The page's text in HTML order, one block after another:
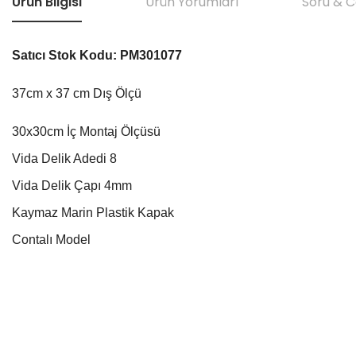
Satıcı Stok Kodu: PM301077
37cm x 37 cm Dış Ölçü
30x30cm İç Montaj Ölçüsü
Vida Delik Adedi 8
Vida Delik Çapı 4mm
Kaymaz Marin Plastik Kapak
Contalı Model
Bu ürünün fiyat bilgisi, resim, ürün açıklamalarında ve diğer